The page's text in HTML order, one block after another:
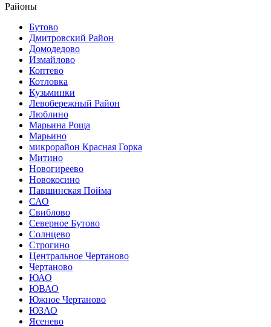
Районы
Бутово
Дмитровский Район
Домодедово
Измайлово
Коптево
Котловка
Кузьминки
Левобережный Район
Люблино
Марьина Роща
Марьино
микрорайон Красная Горка
Митино
Новогиреево
Новокосино
Павшинская Пойма
САО
Свиблово
Северное Бутово
Солнцево
Строгино
Центральное Чертаново
Чертаново
ЮАО
ЮВАО
Южное Чертаново
ЮЗАО
Ясенево